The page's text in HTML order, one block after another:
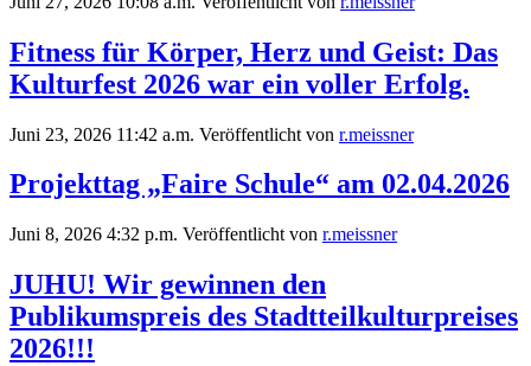
Fitness für Körper, Herz und Geist: Das
Kulturfest 2026 war ein voller Erfolg.
Juni 23, 2026 11:42 a.m. Veröffentlicht von r.meissner
Projekttag „Faire Schule“ am 02.04.2026
Juni 8, 2026 4:32 p.m. Veröffentlicht von r.meissner
JUHU! Wir gewinnen den
Publikumspreis des Stadtteilkulturpreises
2026!!!